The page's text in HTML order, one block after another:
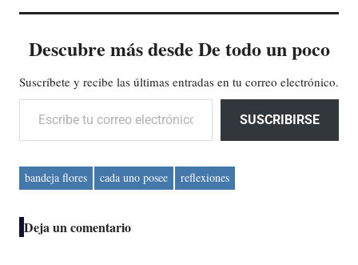
Descubre más desde De todo un poco
Suscríbete y recibe las últimas entradas en tu correo electrónico.
Escribe tu correo electrónico…
SUSCRIBIRSE
bandeja flores cada uno posee reflexiones
Deja un comentario